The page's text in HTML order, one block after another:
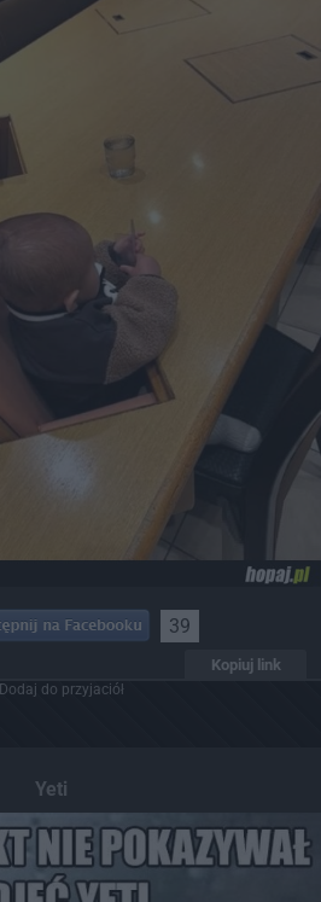
39
Kopiuj link
Dodaj do przyjaciół
Yeti